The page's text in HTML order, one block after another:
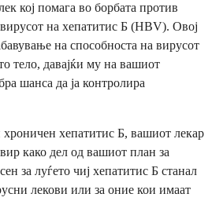
кој помага во борбата против
на хепатитис Б (HBV). Овој
на способноста на вирусот
тело, давајќи му на вашиот
шанса да ја контролира
хепатитис Б, вашиот лекар
како дел од вашиот план за
за луѓето чиј хепатитис Б станал
лекови или за оние кои имаат